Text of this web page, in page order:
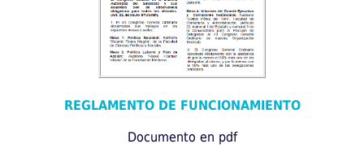
REGLAMENTO DE FUNCIONAMIENTO
Documento en pdf